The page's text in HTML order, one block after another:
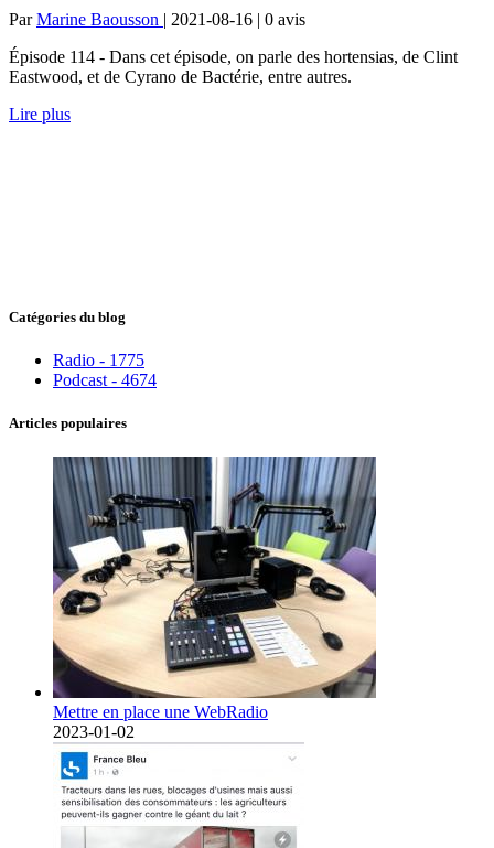
ParMarine Baousson | 2021-08-16 | 0 avis
Épisode 114 - Dans cet épisode, on parle des hortensias, de Clint
Eastwood, et de Cyrano de Bactérie, entre autres.
Lire plus
Catégories du blog
Radio - 1775
Podcast - 4674
Articles populaires
Mettre en place une WebRadio
2023-01-02